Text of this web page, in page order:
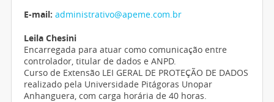
E-mail: administrativo@apeme.com.br
Leila Chesini
Encarregada para atuar como comunicação entre
controlador, titular de dados e ANPD.
Curso de Extensão LEI GERAL DE PROTEÇÃO DE DADOS
realizado pela Universidade Pitágoras Unopar
Anhanguera, com carga horária de 40 horas.